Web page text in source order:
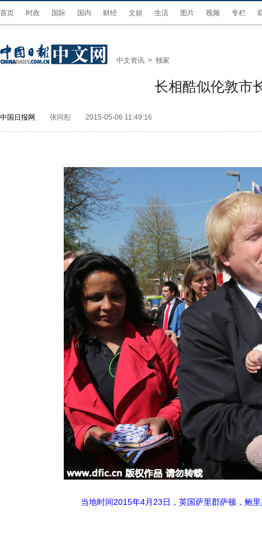
首页 时政 国际 国内 财经 文娱 生活 图片 视频 专栏
中文资讯 > 独家
长相酷似伦敦市
中国日报网 张同彤 2015-05-06 11:49:16
当地时间2015年4月23日，英国萨里郡萨顿，鲍